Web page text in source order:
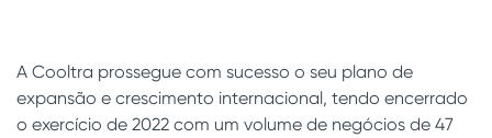
A Cooltra prossegue com sucesso o seu plano de
expansão e crescimento internacional, tendo encerrado
o exercício de 2022 com um volume de negócios de 47